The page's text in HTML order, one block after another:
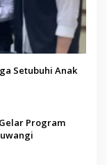
Setubuhi Anak
Program